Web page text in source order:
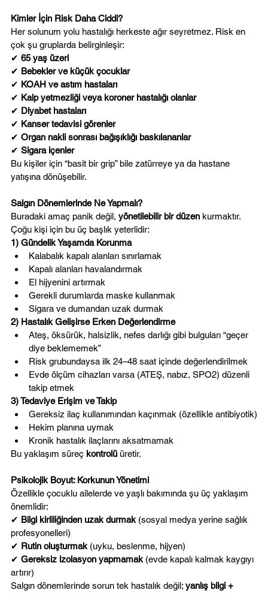
Kimler İçin Risk Daha Ciddi?
Her solunum yolu hastalığı herkeste ağır seyretmez. Risk en
çok şu gruplarda belirginleşir:
✔ 65 yaş üzeri
✔ Bebekler ve küçük çocuklar
✔ KOAH ve astım hastaları
✔ Kalp yetmezliği veya koroner hastalığı olanlar
✔ Diyabet hastaları
✔ Kanser tedavisi görenler
✔ Organ nakli sonrası bağışıklığı baskılananlar
✔ Sigara içenler
Bu kişiler için “basit bir grip” bile zatürreye ya da hastane
yatışına dönüşebilir.
Salgın Dönemlerinde Ne Yapmalı?
Buradaki amaç panik değil, yönetilebilir bir düzen kurmaktır.
Çoğu kişi için bu üç başlık yeterlidir:
1) Gündelik Yaşamda Korunma
Kalabalık kapalı alanları sınırlamak
Kapalı alanları havalandırmak
El hijyenini artırmak
Gerekli durumlarda maske kullanmak
Sigara ve dumandan uzak durmak
2) Hastalık Gelişirse Erken Değerlendirme
Ateş, öksürük, halsizlik, nefes darlığı gibi bulguları “geçer
diye beklememek”
Risk grubundaysa ilk 24–48 saat içinde değerlendirilmek
Evde ölçüm cihazları varsa (ATEŞ, nabız, SPO2) düzenli
takip etmek
3) Tedaviye Erişim ve Takip
Gereksiz ilaç kullanımından kaçınmak (özellikle antibiyotik)
Hekim planına uymak
Kronik hastalık ilaçlarını aksatmamak
Bu yaklaşım süreç kontrolü üretir.
Psikolojik Boyut: Korkunun Yönetimi
Özellikle çocuklu ailelerde ve yaşlı bakımında şu üç yaklaşım
önemlidir:
✔ Bilgi kirliliğinden uzak durmak (sosyal medya yerine sağlık
profesyonelleri)
✔ Rutin oluşturmak (uyku, beslenme, hijyen)
✔ Gereksiz izolasyon yapmamak (evde kapalı kalmak kaygıyı
artırır)
Salgın dönemlerinde sorun tek hastalık değil; yanlış bilgi +